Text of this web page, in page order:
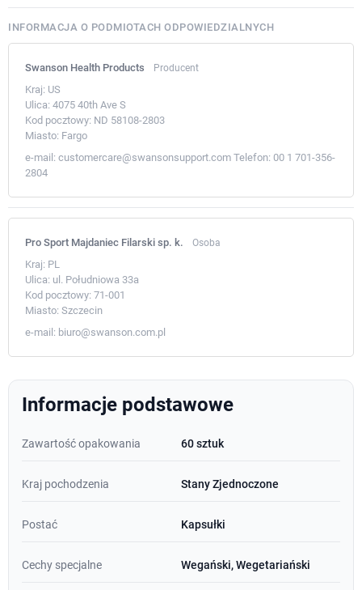
INFORMACJA O PODMIOTACH ODPOWIEDZIALNYCH
Swanson Health Products Producent
Kraj: US
Ulica: 4075 40th Ave S
Kod pocztowy: ND 58108-2803
Miasto: Fargo
e-mail: customercare@swansonsupport.com Telefon: 00 1 701-356-
2804
Pro Sport Majdaniec Filarski sp. k. Osoba
Kraj: PL
Ulica: ul. Południowa 33a
Kod pocztowy: 71-001
Miasto: Szczecin
e-mail: biuro@swanson.com.pl
Informacje podstawowe
Zawartość opakowania 60 sztuk
Kraj pochodzenia Stany Zjednoczone
Postać Kapsułki
Cechy specjalne Wegański, Wegetariański